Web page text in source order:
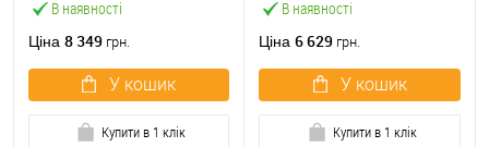
В наявності
Ціна 8 349 грн.
У кошик
Купити в 1 клік
В наявності
Ціна 6 629 грн.
У кошик
Купити в 1 клік